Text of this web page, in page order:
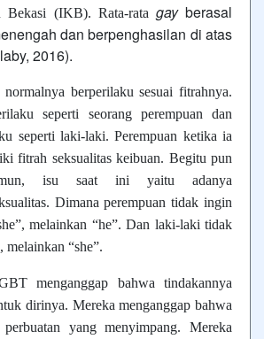
Bekasi (IKB). Rata-rata gayberasal
dan berpenghasilan di atas
2016).
normalnya berperilaku sesuai fitrahnya.
seperti seorang perempuan dan
seperti laki-laki. Perempuan ketika ia
fitrah seksualitas keibuan. Begitu pun
isu saat ini yaitu adanya
Dimana perempuan tidak ingin
melainkan “he”. Dan laki-laki tidak
melainkan “she”.
menganggap bahwa tindakannya
dirinya. Mereka menganggap bahwa
yang menyimpang. Mereka